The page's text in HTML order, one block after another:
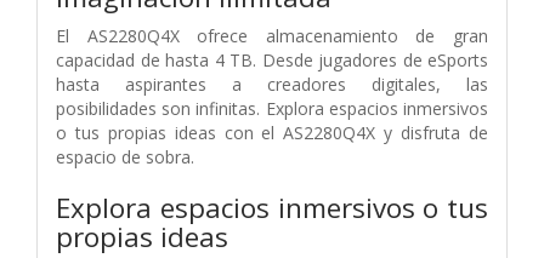
El AS2280Q4X ofrece almacenamiento de gran
capacidad de hasta 4 TB. Desde jugadores de eSports
hasta aspirantes a creadores digitales, las
posibilidades son infinitas. Explora espacios inmersivos
o tus propias ideas con el AS2280Q4X y disfruta de
espacio de sobra.
Explora espacios inmersivos o tus
propias ideas